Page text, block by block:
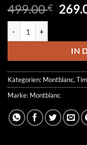
499.00€
IN
Kategorien: Montblanc,
Marke: Montblanc